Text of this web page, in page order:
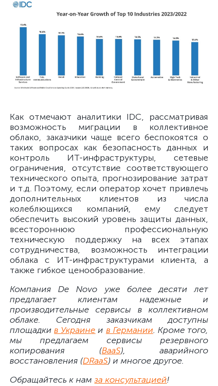
Как отмечают аналитики IDC, рассматривая
возможность миграции в коллективное
облако, заказчики чаще всего беспокоятся о
таких вопросах как безопасность данных и
контроль ИТ-инфраструктуры, сетевые
ограничения, отсутствие соответствующего
технического опыта, прогнозирование затрат
и т.д. Поэтому, если оператор хочет привлечь
дополнительных клиентов из числа
колеблющихся компаний, ему следует
обеспечить высокий уровень защиты данных,
всестороннюю профессиональную
техническую поддержку на всех этапах
сотрудничества, возможность интеграции
облака с ИТ-инфраструктурами клиента, а
также гибкое ценообразование.
Компания De Novo уже более десяти лет
предлагает клиентам надежные и
производительные сервисы в коллективном
облаке. Сегодня заказчикам доступны
площадкив Украине и в Германии. Кроме того,
мы предлагаем сервисы резервного
копирования (BaaS), аварийного
восстановления (DRaaS) и многое другое.
Обращайтесь к нам за консультацией!